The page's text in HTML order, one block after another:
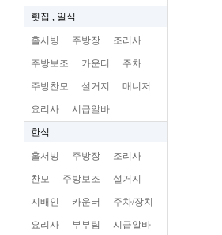
횟집 , 일식
홀서빙 주방장 조리사
주방보조 카운터 주차
주방찬모 설거지 매니저
요리사 시급알바
한식
홀서빙 주방장 조리사
찬모 주방보조 설거지
지배인 카운터 주차/장치
요리사 부부팀 시급알바